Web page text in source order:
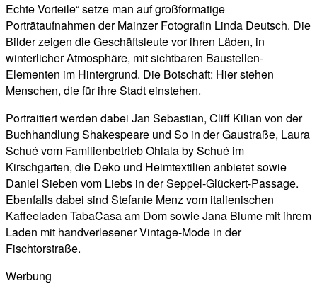
Echte Vorteile“ setze man auf großformatige
Porträtaufnahmen der Mainzer Fotografin Linda Deutsch. Die
Bilder zeigen die Geschäftsleute vor ihren Läden, in
winterlicher Atmosphäre, mit sichtbaren Baustellen-
Elementen im Hintergrund. Die Botschaft: Hier stehen
Menschen, die für ihre Stadt einstehen.
Portraitiert werden dabei Jan Sebastian, Cliff Kilian von der
Buchhandlung Shakespeare und So in der Gaustraße, Laura
Schué vom Familienbetrieb Ohlala by Schué im
Kirschgarten, die Deko und Heimtextilien anbietet sowie
Daniel Sieben vom Liebs in der Seppel-Glückert-Passage.
Ebenfalls dabei sind Stefanie Menz vom italienischen
Kaffeeladen TabaCasa am Dom sowie Jana Blume mit ihrem
Laden mit handverlesener Vintage-Mode in der
Fischtorstraße.
Werbung